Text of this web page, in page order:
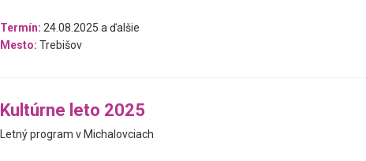
Termín: 24.08.2025 a ďalšie
Mesto: Trebišov
Kultúrne leto 2025
Letný program v Michalovciach